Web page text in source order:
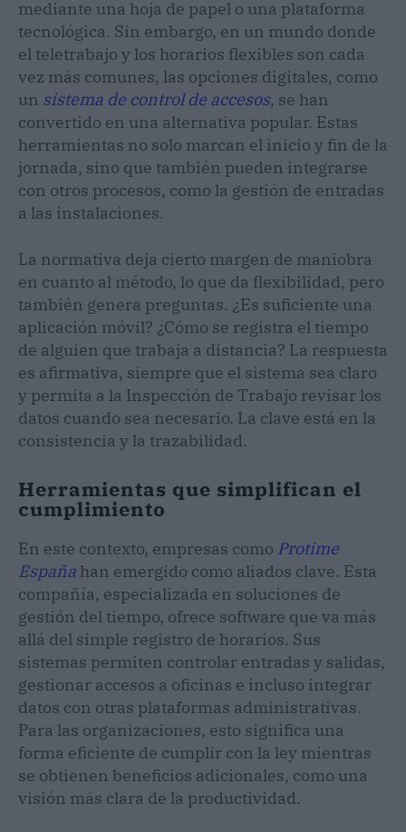
mediante una hoja de papel o una plataforma
tecnológica. Sin embargo, en un mundo donde
el teletrabajo y los horarios flexibles son cada
vez más comunes, las opciones digitales, como
un sistema de control de accesos, se han
convertido en una alternativa popular. Estas
herramientas no solo marcan el inicio y fin de la
jornada, sino que también pueden integrarse
con otros procesos, como la gestión de entradas
a las instalaciones.
La normativa deja cierto margen de maniobra
en cuanto al método, lo que da flexibilidad, pero
también genera preguntas. ¿Es suficiente una
aplicación móvil? ¿Cómo se registra el tiempo
de alguien que trabaja a distancia? La respuesta
es afirmativa, siempre que el sistema sea claro
y permita a la Inspección de Trabajo revisar los
datos cuando sea necesario. La clave está en la
consistencia y la trazabilidad.
Herramientas que simplifican el
cumplimiento
En este contexto, empresas como Protime
España han emergido como aliados clave. Esta
compañía, especializada en soluciones de
gestión del tiempo, ofrece software que va más
allá del simple registro de horarios. Sus
sistemas permiten controlar entradas y salidas,
gestionar accesos a oficinas e incluso integrar
datos con otras plataformas administrativas.
Para las organizaciones, esto significa una
forma eficiente de cumplir con la ley mientras
se obtienen beneficios adicionales, como una
visión más clara de la productividad.